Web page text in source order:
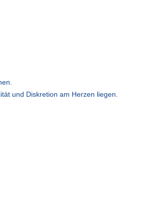
und Diskretion am Herzen liegen.